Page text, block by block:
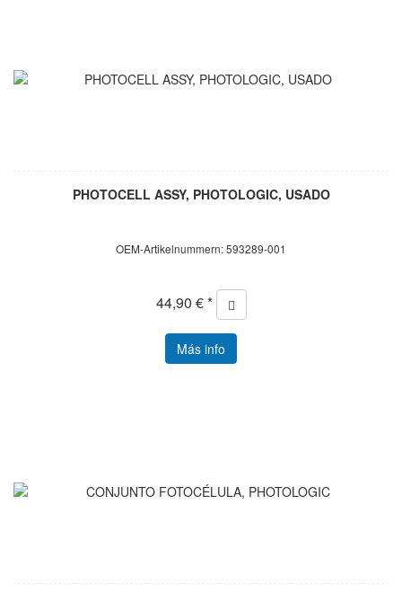
PHOTOCELL ASSY, PHOTOLOGIC, USADO
OEM-Artikelnummern: 593289-001
44,90 € *
Más info